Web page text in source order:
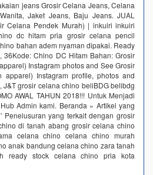
jeans Grosir Celana Jeans, Celana
Jaket Jeans, Baju Jeans. JUAL
Celana Pendek Murah) | inkuiri inkuiri
dc hitam pria grosir celana pencil
bahan adem nyaman dipakai. Ready
36Kode: Chino DC Hitam Bahan: Grosir
Instagram photos and See Grosir
Instagram profile, photos and
J&T grosir celana chino beliBDG belibdg
AWAL TAHUN 2018!!! Untuk Menjadi
Admin kami. Beranda » Artikel yang
Penelusuran yang terkait dengan grosir
di tanah abang grosir celana chino
celana chino celana chino murah
anak bandung celana chino zara tanah
ready stock celana chino pria kota